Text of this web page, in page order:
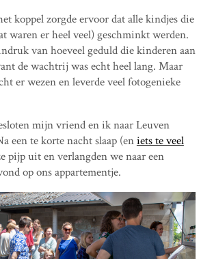
koppel zorgde ervoor dat alle kindjes die
waren er heel veel) geschminkt werden.
van hoeveel geduld die kinderen aan
de wachtrij was echt heel lang. Maar
er wezen en leverde veel fotogenieke
mijn vriend en ik naar Leuven
een te korte nacht slaap (eniets te veel
pijp uit en verlangden we naar een
op ons appartementje.